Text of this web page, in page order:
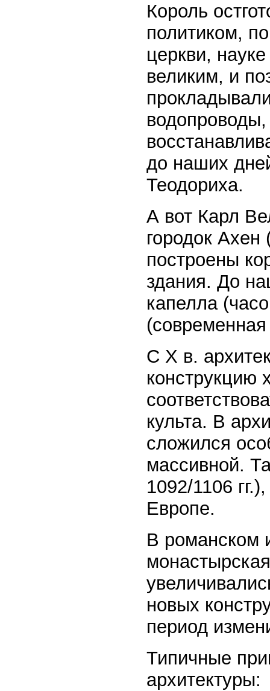
Король
политиком,
церкви,
великим, и
до наших
Теодориха.
А вот Карл
городок
построены
здания. До
капелла
С X в.
конструкцию
культа. В
сложился
массивной.
1092/1106
Европе.
В романском
новых
период
Типичные
архитектуры: